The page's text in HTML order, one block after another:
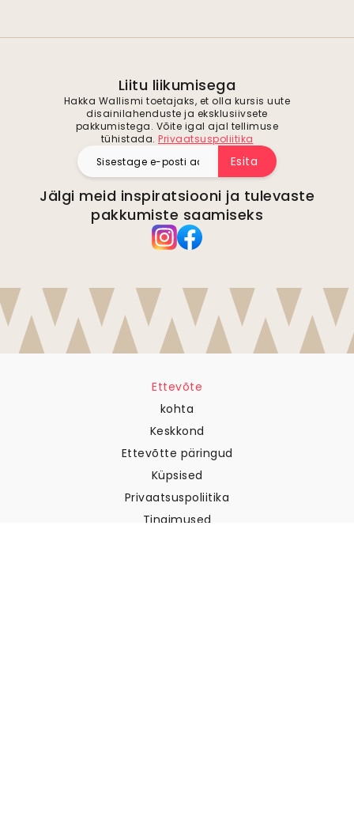
Liitu liikumisega
Hakka Wallismi toetajaks, et olla kursis uute
disainilahenduste ja eksklusiivsete
pakkumistega. Võite igal ajal tellimuse
tühistada. Privaatsuspoliitika
Esita
Jälgi meid inspiratsiooni ja tulevaste
pakkumiste saamiseks
Ettevõte
kohta
Keskkond
Ettevõtte päringud
Küpsised
Privaatsuspoliitika
Tingimused